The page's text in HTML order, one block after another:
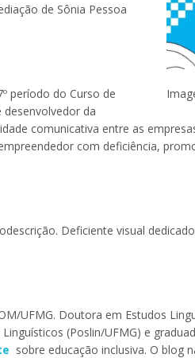
de Sônia Pessoa
período do Curso de
desenvolvedor da
comunicativa entre as
com deficiência,
Deficiente visual
UFMG. Doutora em Estudos
(Poslin/UFMG) e
sobre educação inclusiva. O blog